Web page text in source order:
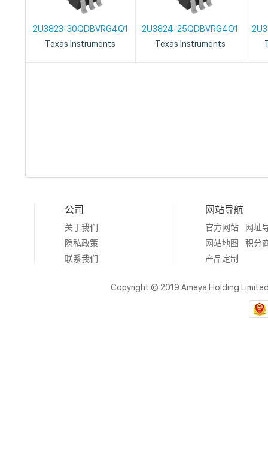
2U3823-30QDBVRG4Q1
Texas Instruments
2U3824-25QDBVRG4Q1
Texas Instruments
公司
关于我们
隐私政策
联系我们
网站导航
官方网站
网址
网站地图
积分
产品定制
Copyright © 2019 Ameya Holding